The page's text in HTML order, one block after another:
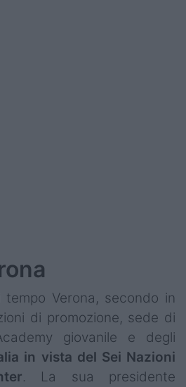
Verona, secondo in
di promozione, sede di
giovanile e degli
in vista del Sei Nazioni
. La sua presidente